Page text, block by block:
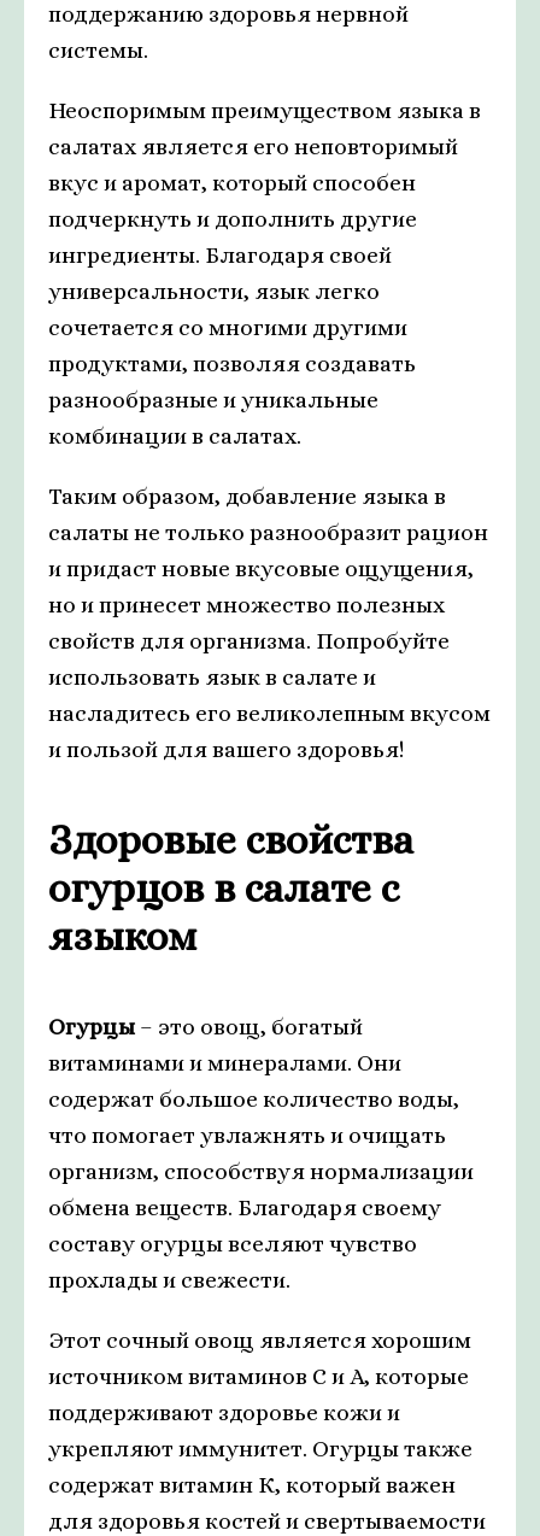
поддержанию здоровья нервной
системы.
Неоспоримым преимуществом языка в
салатах является его неповторимый
вкус и аромат, который способен
подчеркнуть и дополнить другие
ингредиенты. Благодаря своей
универсальности, язык легко
сочетается со многими другими
продуктами, позволяя создавать
разнообразные и уникальные
комбинации в салатах.
Таким образом, добавление языка в
салаты не только разнообразит рацион
и придаст новые вкусовые ощущения,
но и принесет множество полезных
свойств для организма. Попробуйте
использовать язык в салате и
насладитесь его великолепным вкусом
и пользой для вашего здоровья!
Здоровые свойства
огурцов в салате с
языком
Огурцы – это овощ, богатый
витаминами и минералами. Они
содержат большое количество воды,
что помогает увлажнять и очищать
организм, способствуя нормализации
обмена веществ. Благодаря своему
составу огурцы вселяют чувство
прохлады и свежести.
Этот сочный овощ является хорошим
источником витаминов С и А, которые
поддерживают здоровье кожи и
укрепляют иммунитет. Огурцы также
содержат витамин К, который важен
для здоровья костей и свертываемости